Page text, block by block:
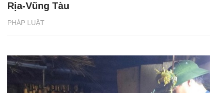
PHÁP LUẬT
Rịa-Vũng Tàu